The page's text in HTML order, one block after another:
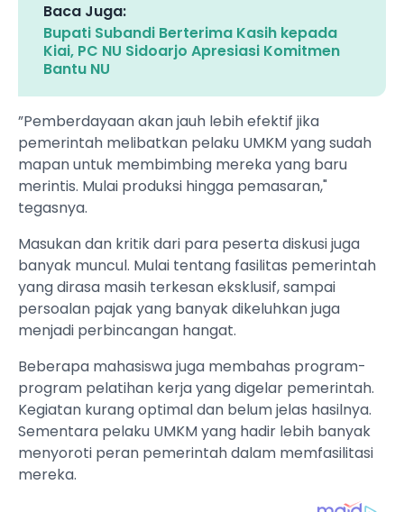
Baca Juga:
Bupati Subandi Berterima Kasih kepada
Kiai, PC NU Sidoarjo Apresiasi Komitmen
Bantu NU
”Pemberdayaan akan jauh lebih efektif jika
pemerintah melibatkan pelaku UMKM yang sudah
mapan untuk membimbing mereka yang baru
merintis. Mulai produksi hingga pemasaran,"
tegasnya.
Masukan dan kritik dari para peserta diskusi juga
banyak muncul. Mulai tentang fasilitas pemerintah
yang dirasa masih terkesan eksklusif, sampai
persoalan pajak yang banyak dikeluhkan juga
menjadi perbincangan hangat.
Beberapa mahasiswa juga membahas program-
program pelatihan kerja yang digelar pemerintah.
Kegiatan kurang optimal dan belum jelas hasilnya.
Sementara pelaku UMKM yang hadir lebih banyak
menyoroti peran pemerintah dalam memfasilitasi
mereka.